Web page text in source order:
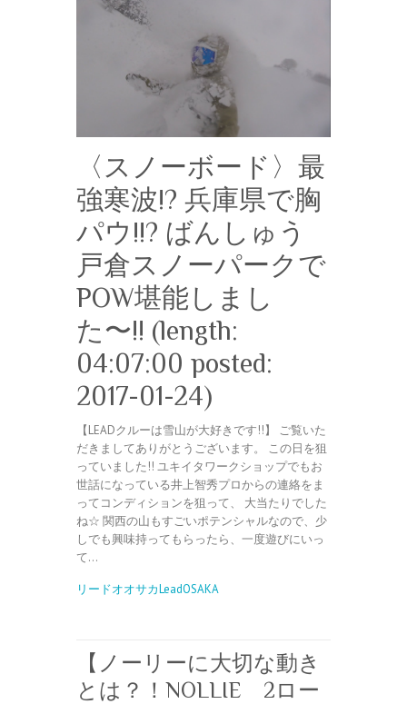
〈スノーボード〉最
強寒波!? 兵庫県で胸
パウ!!? ばんしゅう
戸倉スノーパークで
POW堪能しまし
た〜!! (length:
04:07:00 posted:
2017-01-24)
【LEADクルーは雪山が大好きです!!】 ご覧いた
だきましてありがとうございます。 この日を狙
っていました!! ユキイタワークショップでもお
世話になっている井上智秀プロからの連絡をま
ってコンディションを狙って、 大当たりでした
ね☆ 関西の山もすごいポテンシャルなので、少
しでも興味持ってもらったら、一度遊びにいっ
て…
リードオオサカLeadOSAKA
【ノーリーに大切な動き
とは？！NOLLIE 2ロー